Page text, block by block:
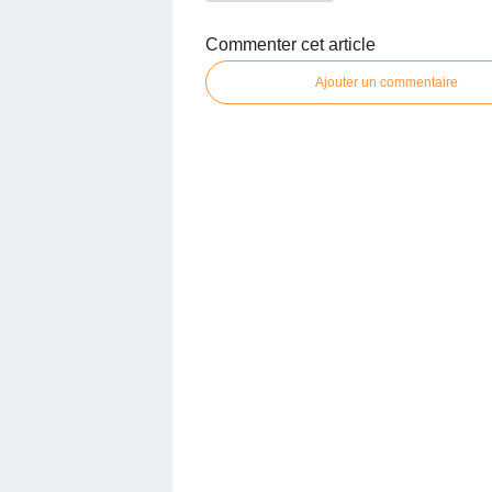
Commenter cet article
Ajouter un commentaire